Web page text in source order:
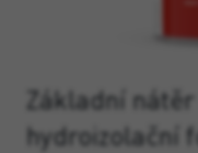
Základní
hydroizolační